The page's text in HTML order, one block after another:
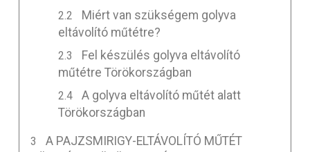
Miért van szükségem golyva
eltávolító műtétre?
Fel készülés golyva eltávolító
műtétre Törökországban
A golyva eltávolító műtét alatt
Törökországban
A PAJZSMIRIGY-ELTÁVOLÍTÓ MŰTÉT